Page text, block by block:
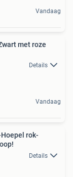
Vandaag
met roze
Details
Vandaag
rok-
Details